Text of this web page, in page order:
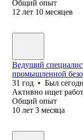
Общий опыт
12 лет 10 месяцев
Ведущий
промышленной
31 год • Был
Активно ищет
Общий опыт
10 лет 3 месяца